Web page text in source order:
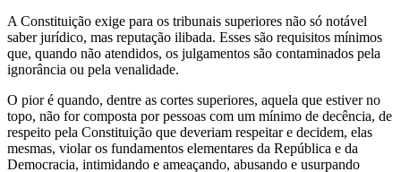
A Constituição exige para os tribunais superiores não só notável
saber jurídico, mas reputação ilibada. Esses são requisitos mínimos
que, quando não atendidos, os julgamentos são contaminados pela
ignorância ou pela venalidade.
O pior é quando, dentre as cortes superiores, aquela que estiver no
topo, não for composta por pessoas com um mínimo de decência, de
respeito pela Constituição que deveriam respeitar e decidem, elas
mesmas, violar os fundamentos elementares da República e da
Democracia, intimidando e ameaçando, abusando e usurpando